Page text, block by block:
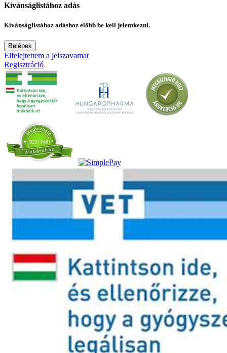
Kívánságlistához adás
Kívánságlistához adáshoz előbb be kell jelentkezni.
Belépek
Elfelejtettem a jelszavamat
Regisztráció